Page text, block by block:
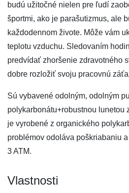
budú užitočné nielen pre ľudí
športmi, ako je parašutizmus, ale
každodennom živote. Môže vám
teplotu vzduchu. Sledovaním
predvídať zhoršenie zdravotného
dobre rozložiť svoju pracovnú
Sú vybavené odolným, odolným
polykarbonátu+robustnou lunetou
je vyrobené z organického
problémov odoláva poškriabaniu
3 ATM.
Vlastnosti